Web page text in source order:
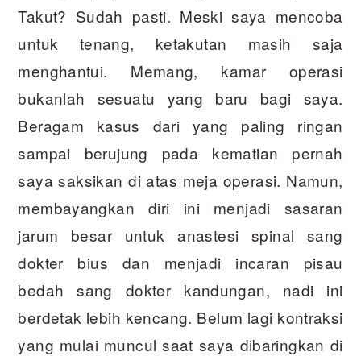
Takut? Sudah pasti. Meski saya mencoba
untuk tenang, ketakutan masih saja
menghantui. Memang, kamar operasi
bukanlah sesuatu yang baru bagi saya.
Beragam kasus dari yang paling ringan
sampai berujung pada kematian pernah
saya saksikan di atas meja operasi. Namun,
membayangkan diri ini menjadi sasaran
jarum besar untuk anastesi spinal sang
dokter bius dan menjadi incaran pisau
bedah sang dokter kandungan, nadi ini
berdetak lebih kencang. Belum lagi kontraksi
yang mulai muncul saat saya dibaringkan di